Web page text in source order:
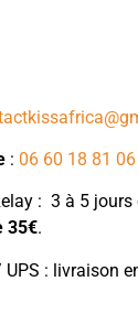
: 06 60 18 81 06
: 3 à 5 jours
35€.
: livraison